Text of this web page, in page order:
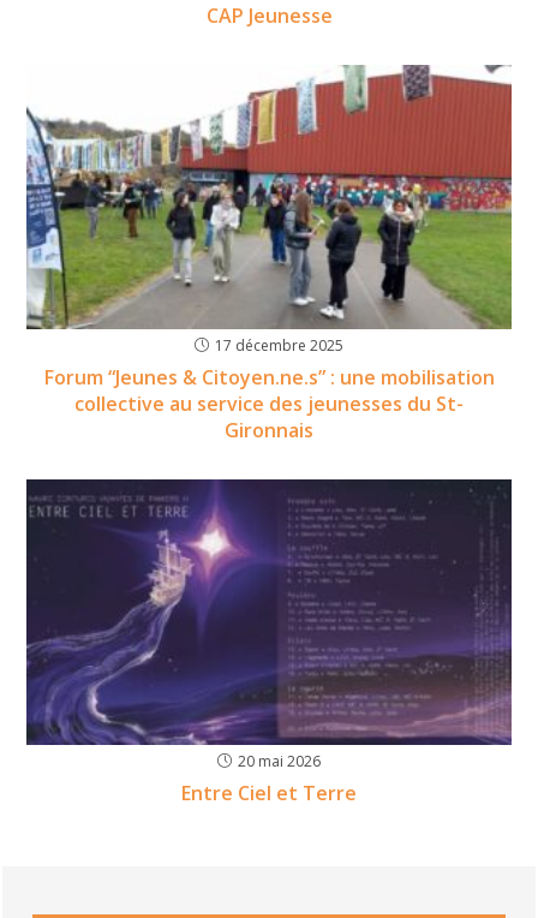
CAP Jeunesse
17 décembre 2025
Forum “Jeunes & Citoyen.ne.s” : une mobilisation
collective au service des jeunesses du St-
Gironnais
20 mai 2026
Entre Ciel et Terre